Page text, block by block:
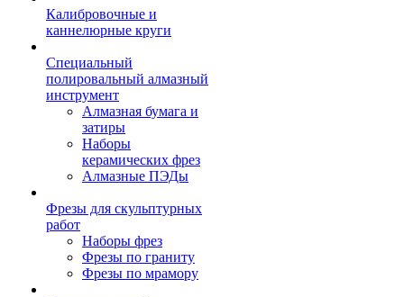
Калибровочные и
каннелюрные круги
Специальный
полировальный алмазный
инструмент
Алмазная бумага и
затиры
Наборы
керамических фрез
Алмазные ПЭДы
Фрезы для скульптурных
работ
Наборы фрез
Фрезы по граниту
Фрезы по мрамору